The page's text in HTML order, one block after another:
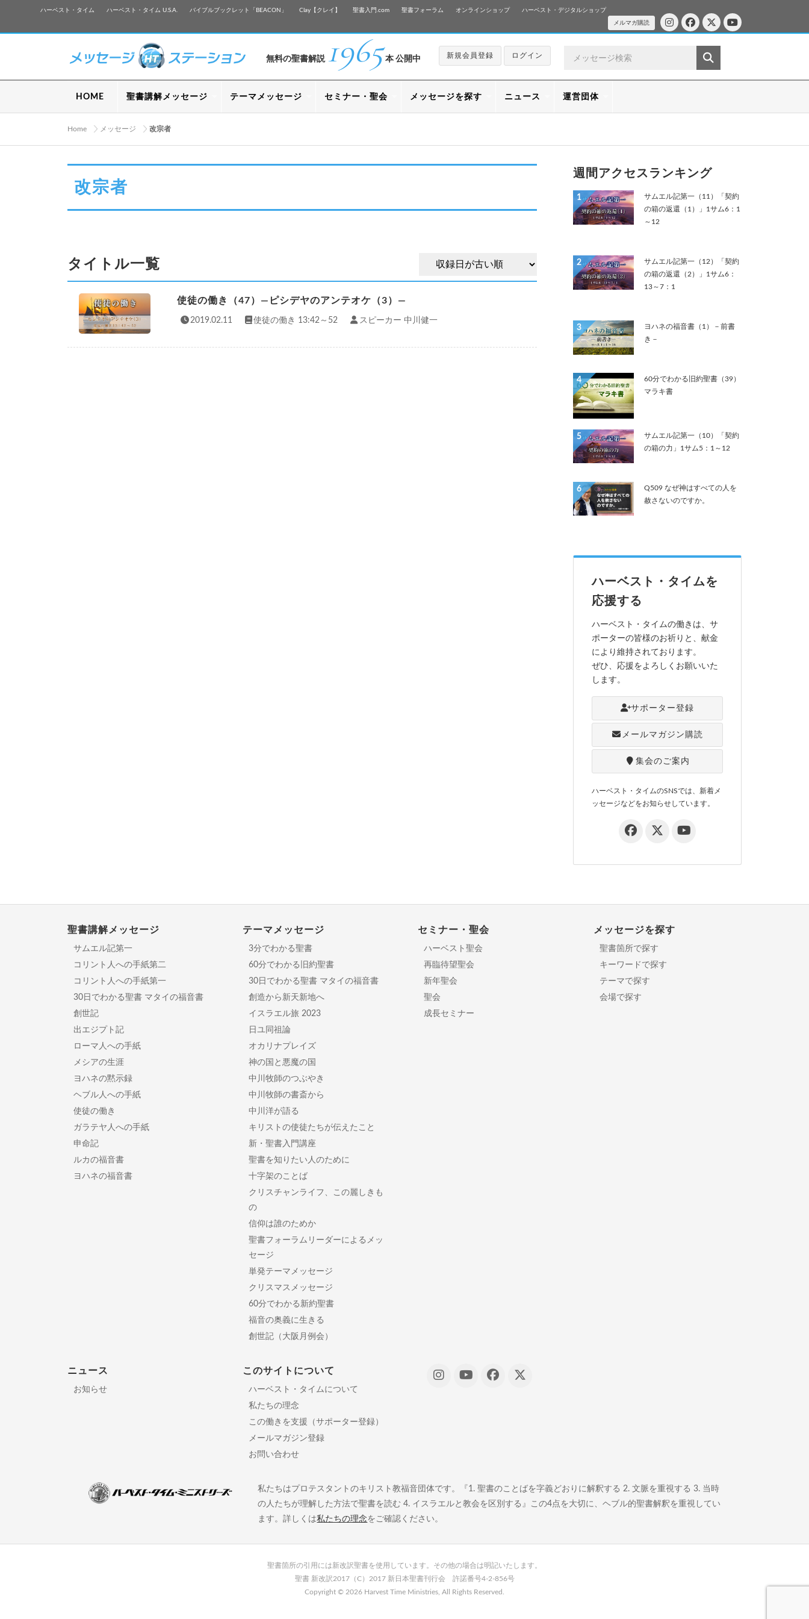
ハーベスト・タイム ハーベスト・タイム U.S.A. バイブルブックレット「BEACON」 Clay【クレイ】 聖書入門.com 聖書フォーラム オンラインショップ ハーベスト・デジタルショップ
メルマガ購読
無料の聖書解説 1965 本 公開中 新規会員登録 ログイン
HOME 聖書講解メッセージ テーマメッセージ セミナー・聖会 メッセージを探す ニュース 運営団体
Home メッセージ 改宗者
改宗者
タイトル一覧
使徒の働き（47）―ピシデヤのアンテオケ（3）―
2019.02.11 使徒の働き 13:42～52 スピーカー 中川健一
週間アクセスランキング
1
サムエル記第一（11）「契約
の箱の返還（1）」1サム6：1
～12
2
サムエル記第一（12）「契約
の箱の返還（2）」1サム6：
13～7：1
3
ヨハネの福音書（1）－前書
き－
4
60分でわかる旧約聖書（39）
マラキ書
5
サムエル記第一（10）「契約
の箱の力」1サム5：1～12
6
Q509 なぜ神はすべての人を
赦さないのですか。
ハーベスト・タイムを
応援する
ハーベスト・タイムの働きは、サ
ポーターの皆様のお祈りと、献金
により維持されております。
ぜひ、応援をよろしくお願いいた
します。
サポーター登録
メールマガジン購読
集会のご案内
ハーベスト・タイムのSNSでは、新着メ
ッセージなどをお知らせしています。
聖書講解メッセージ
サムエル記第一
コリント人への手紙第二
コリント人への手紙第一
30日でわかる聖書 マタイの福音書
創世記
出エジプト記
ローマ人への手紙
メシアの生涯
ヨハネの黙示録
ヘブル人への手紙
使徒の働き
ガラテヤ人への手紙
申命記
ルカの福音書
ヨハネの福音書
テーマメッセージ
3分でわかる聖書
60分でわかる旧約聖書
30日でわかる聖書 マタイの福音書
創造から新天新地へ
イスラエル旅 2023
日ユ同祖論
オカリナプレイズ
神の国と悪魔の国
中川牧師のつぶやき
中川牧師の書斎から
中川洋が語る
キリストの使徒たちが伝えたこと
新・聖書入門講座
聖書を知りたい人のために
十字架のことば
クリスチャンライフ、この麗しきも
の
信仰は誰のためか
聖書フォーラムリーダーによるメッ
セージ
単発テーマメッセージ
クリスマスメッセージ
60分でわかる新約聖書
福音の奥義に生きる
創世記（大阪月例会）
セミナー・聖会
ハーベスト聖会
再臨待望聖会
新年聖会
聖会
成長セミナー
メッセージを探す
聖書箇所で探す
キーワードで探す
テーマで探す
会場で探す
ニュース
お知らせ
このサイトについて
ハーベスト・タイムについて
私たちの理念
この働きを支援（サポーター登録）
メールマガジン登録
お問い合わせ
私たちはプロテスタントのキリスト教福音団体です。『1. 聖書のことばを字義どおりに解釈する 2. 文脈を重視する 3. 当時
の人たちが理解した方法で聖書を読む 4. イスラエルと教会を区別する』この4点を大切に、ヘブル的聖書解釈を重視してい
ます。詳しくは私たちの理念をご確認ください。
聖書箇所の引用には新改訳聖書を使用しています。その他の場合は明記いたします。
聖書 新改訳2017（C）2017 新日本聖書刊行会 許諾番号4-2-856号
Copyright © 2026 Harvest Time Ministries, All Rights Reserved.